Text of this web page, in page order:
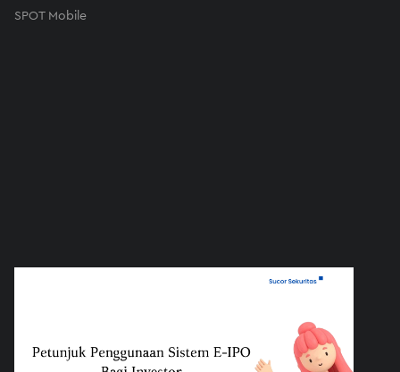
SPOT Mobile